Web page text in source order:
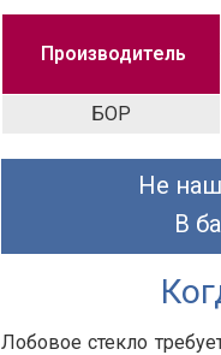
Производитель
БОР
Не
В
Лобовое стекло